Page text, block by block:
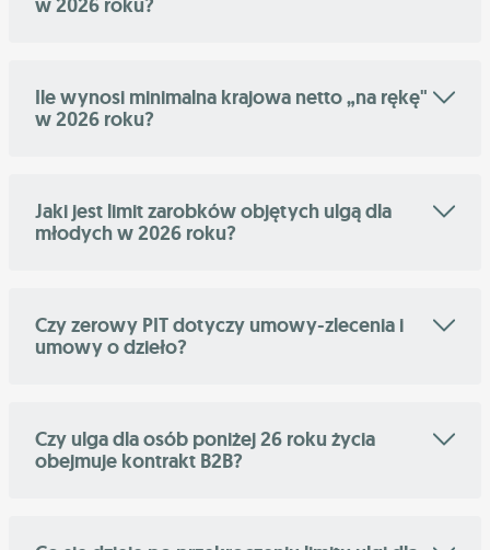
w 2026 roku?
Ile wynosi minimalna krajowa netto „na rękę"
w 2026 roku?
Jaki jest limit zarobków objętych ulgą dla
młodych w 2026 roku?
Czy zerowy PIT dotyczy umowy-zlecenia i
umowy o dzieło?
Czy ulga dla osób poniżej 26 roku życia
obejmuje kontrakt B2B?